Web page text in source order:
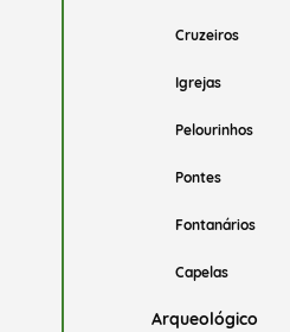
Cruzeiros
Igrejas
Pelourinhos
Pontes
Fontanários
Capelas
Arqueológico